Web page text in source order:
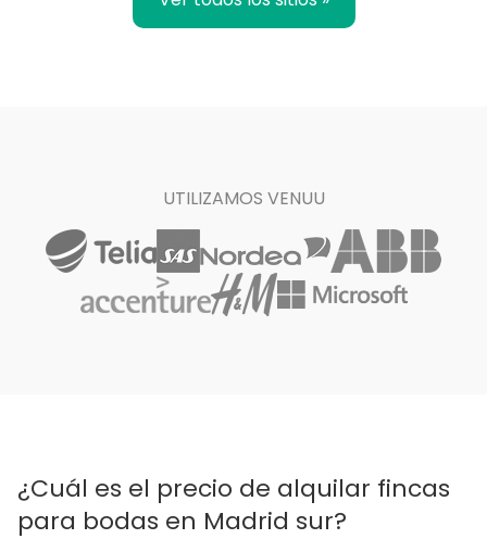
UTILIZAMOS VENUU
¿Cuál es el precio de alquilar fincas
para bodas en Madrid sur?